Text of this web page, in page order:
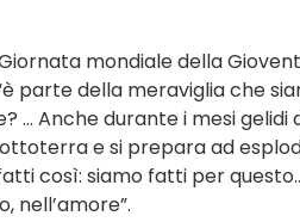
mondiale della
parte della meraviglia che
… Anche durante i mesi gelidi
e si prepara ad
così: siamo fatti per
nell’amore”.